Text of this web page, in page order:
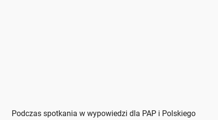
Podczas spotkania w wypowiedzi dla PAP i Polskiego